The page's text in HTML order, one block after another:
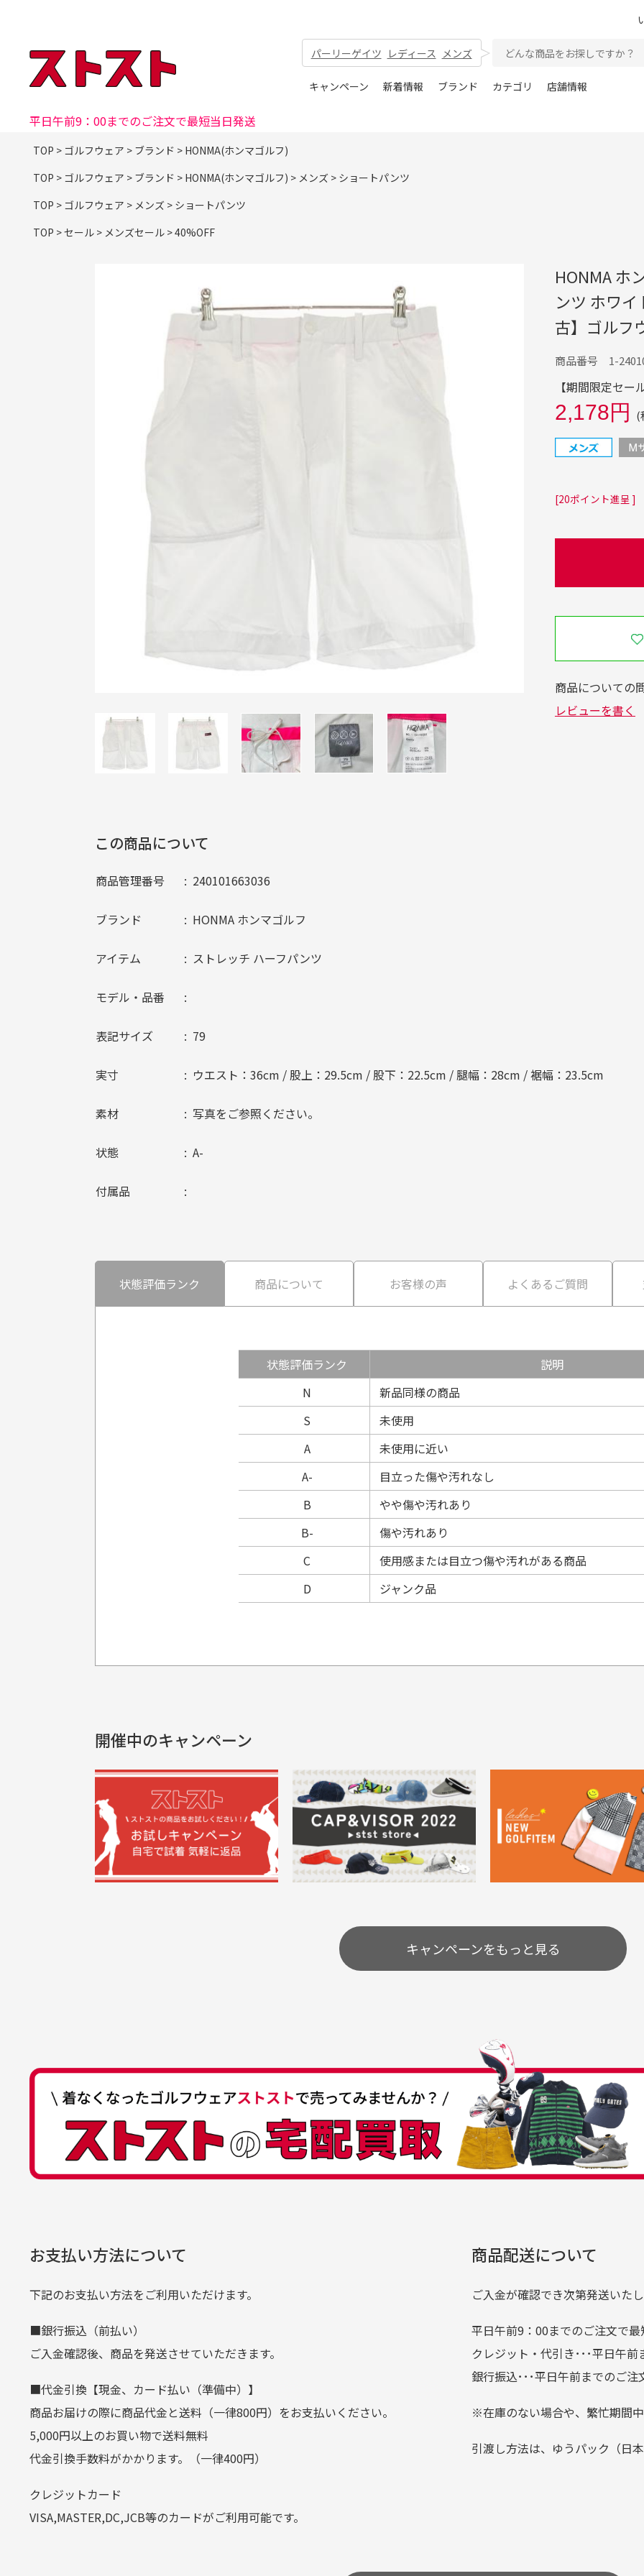
パーリーゲイツ レディース メンズ
キャンペーン 新着情報 ブランド カテゴリ 店舗情報
平日午前9：00までのご注文で最短当日発送
TOP > ゴルフウェア > ブランド > HONMA(ホンマゴルフ)
TOP > ゴルフウェア > ブランド > HONMA(ホンマゴルフ) > メンズ > ショートパンツ
TOP > ゴルフウェア > メンズ > ショートパンツ
TOP >セール > メンズセール >40%OFF
HONMA ホ
ンツ ホワ
古】ゴルフ
商品番号 1-
【期間限定セ
2,178円 (
[20ポイント進呈 ]
この商品について
商品管理番号 240101663036
ブランド HONMA ホンマゴルフ
アイテム ストレッチ ハーフパンツ
モデル・品番
表記サイズ 79
実寸 ウエスト：36cm / 股上：29.5cm / 股下：22.5cm / 腿幅：28cm / 裾幅：23.5cm
素材 写真をご参照ください。
状態 A-
付属品
状態評価ランク 商品について お客様の声 よくあるご質問
状態評価ランク
説明
N
新品同様の商品
S
未使用
A
未使用に近い
A-
目立った傷や汚れなし
B
やや傷や汚れあり
B-
傷や汚れあり
C
使用感または目立つ傷や汚れがある商品
D
ジャンク品
がございます。
色名称の記載について
掲載写真はお使いのモニターや設定等
実
一
行っておりますが、におい（煙草、香
水、お香、古着特有の香り、柔軟剤等)
が付着している場合がございます。
入
頂
が
当店では商品の管理には細心の注意を払っておりますが、経年によ
30代男性
想像よりもキレイで良かっ
た！
早く送っていただきありがと
画像より商品は綺麗だった
と思いました
ポイントもすぐ使えて、お安
く購入することが出来まし
セールかつポイントも
て、お得に購入出来ま
セールかつポイントも使え
て、お得に購入出来ました
高価なブルゾンがお安く購
入できました
高価なブルゾンがお安く購入
できました。状態も最高でし
いつも素敵な商品をありが
とうございます
美品です。いつも素敵な商品
をありがとうございます。
中古ゴルフウェアの品
がすごい
専門店というだけあって、こ
こまでゴルフブランドの取
ているので新作チェックする
お届け希望日時をご指定頂けます。
ご注文時にご指定下さい。
商品の受け渡しは、ゆうパックでの配送のみとさせて頂いております。
それ以降のご注文につきましては翌営業日の発送とさせて頂いております。
送料はいくらかかりますか？
定休日はありますか？
カートの有効時間はありますか？
尚、お振込み手数料はお客様ご負担となります。入金確認後商品発送となります。
ご注文頂いてから7日以内をお振込み期限とさせていただきます。
お振込み期限が過ぎた場合は自動的にキャンセル扱いとなりますのでご了承くださいませ。
三菱UFJ銀行
和歌山支店
番号
7762261
他銀行から
店名
四七八（読み ヨンナナハチ）
店番
クレジットカード
平日朝9:00までのご注文で当日発送
お使いのくクレジットカードによってはお支払い回数をお選びいただけない場合がございます。
(1,2,3,5,6,10,12,15,18,20,24,リボ払い)
［ 支払い可能クレジットカード］
商品説明に記載されていない汚れやダメージがある商品の場合
開催中のキャンペーン
キャンペーンをもっと見る
お支払い方法について
下記のお支払い方法をご利用いただけます。
■銀行振込（前払い）
ご入金確認後、商品を発送させていただきます。
■代金引換【現金、カード払い（準備中）】
商品お届けの際に商品代金と送料（一律800円）をお支払いください。
5,000円以上のお買い物で送料無料
代金引換手数料がかかります。（一律400円）
クレジットカード
VISA,MASTER,DC,JCB等のカードがご利用可能です。
商品配送について
ご入金が確認でき次第発送いたし
平日午前9：00までのご注文で最
クレジット・代引き･･･平日午
銀行振込･･･平日午前までのご
※在庫のない場合や、繁忙期間
引渡し方法は、ゆうパック（日